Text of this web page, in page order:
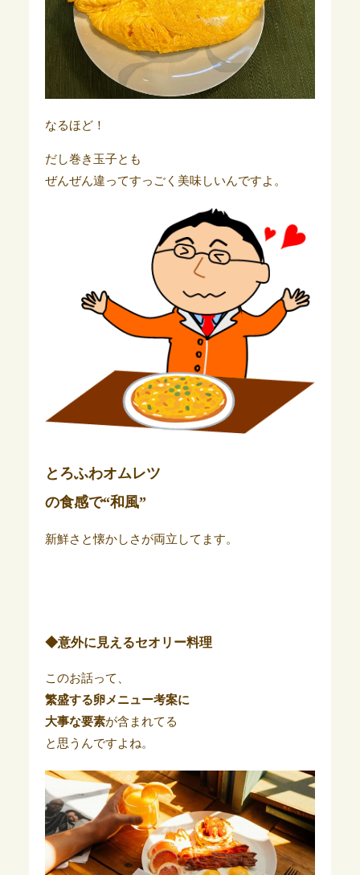
なるほど！
だし巻き玉子とも
ぜんぜん違ってすっごく美味しいんですよ。
とろふわオムレツ
の食感で“和風”
新鮮さと懐かしさが両立してます。
◆意外に見えるセオリー料理
このお話って、
繁盛する卵メニュー考案に
大事な要素が含まれてる
と思うんですよね。